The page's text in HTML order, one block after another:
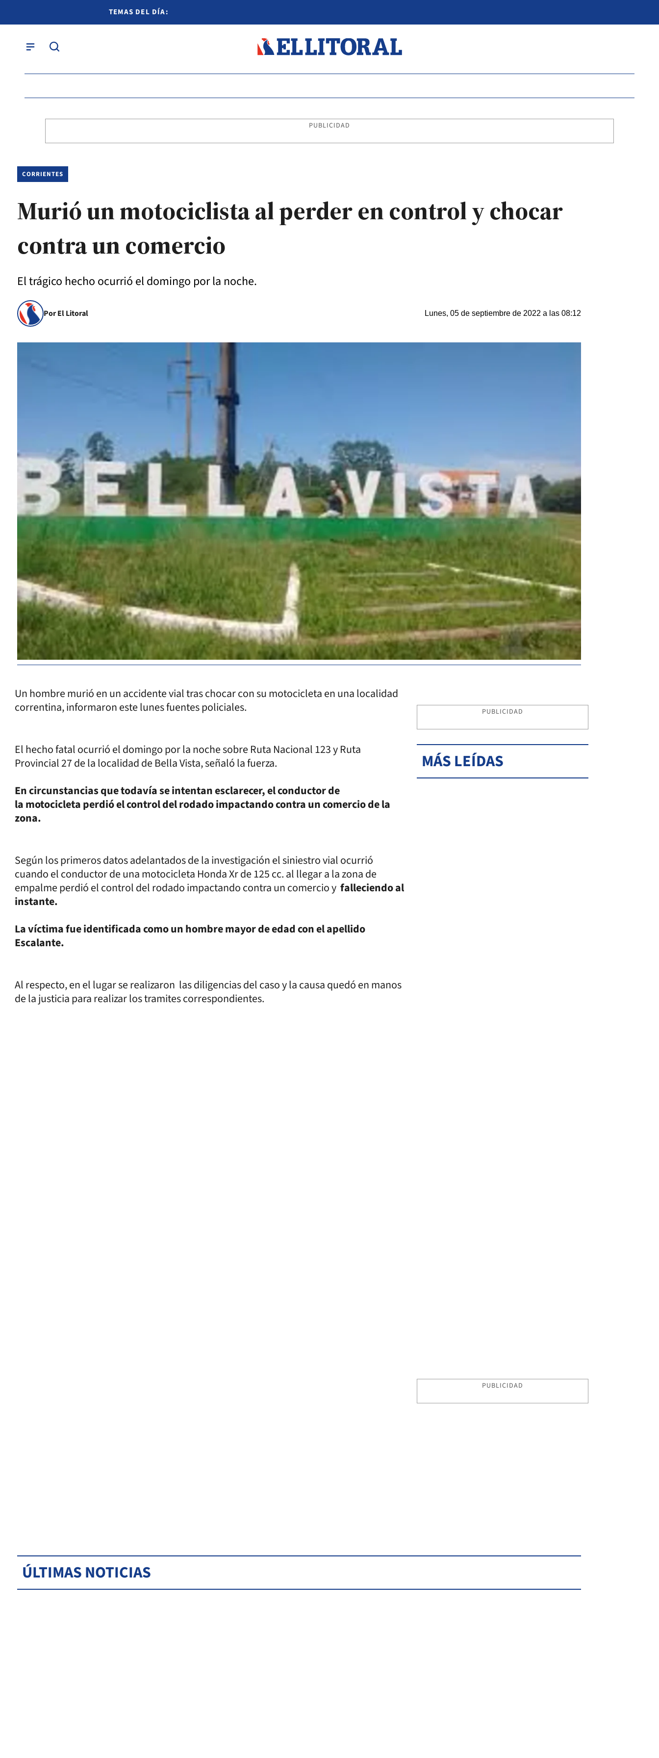
TEMAS DEL DÍA:
PUBLICIDAD
CORRIENTES
Murió un motociclista al perder en control y chocar
contra un comercio
El trágico hecho ocurrió el domingo por la noche.
Por El Litoral Lunes, 05 de septiembre de 2022 a las 08:12
Un hombre murió en un accidente vial tras chocar con su motocicleta en una localidad
correntina, informaron este lunes fuentes policiales.
El hecho fatal ocurrió el domingo por la noche sobre Ruta Nacional 123 y Ruta
Provincial 27 de la localidad de Bella Vista, señaló la fuerza.
En circunstancias que todavía se intentan esclarecer, el conductor de
la motocicleta perdió el control del rodado impactando contra un comercio de la
zona.
Según los primeros datos adelantados de la investigación el siniestro vial ocurrió
cuando el conductor de una motocicleta Honda Xr de 125 cc. al llegar a la zona de
empalme perdió el control del rodado impactando contra un comercio y falleciendo al
instante.
La víctima fue identificada como un hombre mayor de edad con el apellido
Escalante.
Al respecto, en el lugar se realizaron las diligencias del caso y la causa quedó en manos
de la justicia para realizar los tramites correspondientes.
PUBLICIDAD
MÁS LEÍDAS
PUBLICIDAD
ÚLTIMAS NOTICIAS